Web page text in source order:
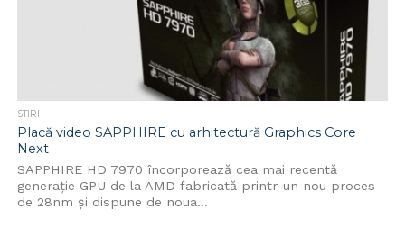
STIRI
Placă video SAPPHIRE cu arhitectură Graphics Core
Next
SAPPHIRE HD 7970 încorporează cea mai recentă
generaţie GPU de la AMD fabricată printr-un nou proces
de 28nm şi dispune de noua...